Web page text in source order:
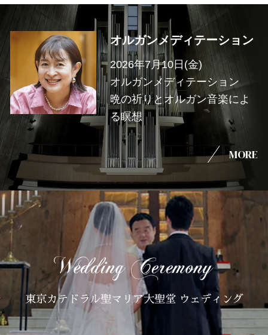
オルガンメディテーション
2026年7月10日(金)
オルガンメディテーション
晩の祈りとオルガン音楽によ
る瞑想
MORE
東京カテドラル聖マリア大聖堂 ウェディング